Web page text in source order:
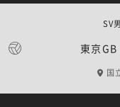
東京GB
SV
国